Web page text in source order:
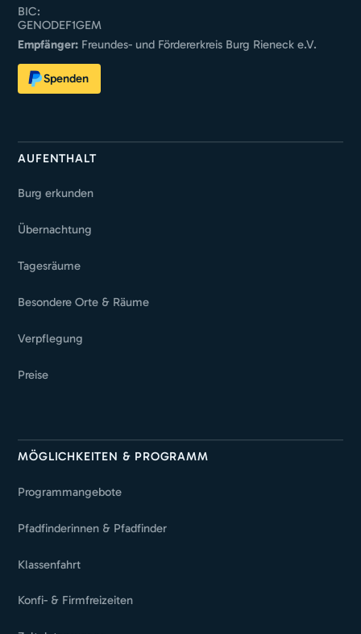
BIC:
GENODEF1GEM
Empfänger: Freundes- und Fördererkreis Burg Rieneck e.V.
Spenden
AUFENTHALT
Burg erkunden
Übernachtung
Tagesräume
Besondere Orte & Räume
Verpflegung
Preise
MÖGLICHKEITEN & PROGRAMM
Programmangebote
Pfadfinderinnen & Pfadfinder
Klassenfahrt
Konfi- & Firmfreizeiten